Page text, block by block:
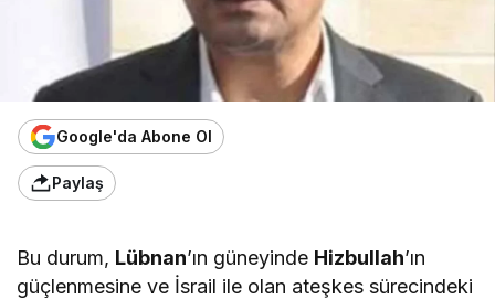
Google'da Abone Ol
Paylaş
Bu durum, Lübnan’ın güneyinde Hizbullah’ın
güçlenmesine ve İsrail ile olan ateşkes sürecindeki